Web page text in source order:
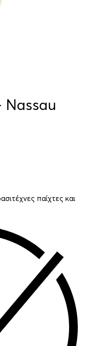
Nassau
παίχτες και